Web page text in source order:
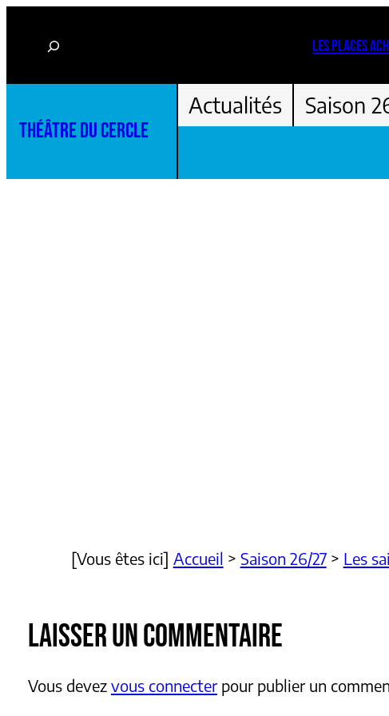
Rechercher LES PLACES
THÉÂTRE DU CERCLE
Actualités Saison
[Vous êtes ici] Accueil > Saison 26/27> Les
LAISSER UN COMMENTAIRE
Vous devez vous connecterpour publier un